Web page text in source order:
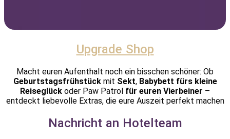
Upgrade Shop
Macht euren Aufenthalt noch ein bisschen schöner: Ob
Geburtstagsfrühstückmit Sekt, Babybett fürs kleine
Reiseglück oder Paw Patrol für euren Vierbeiner –
entdeckt liebevolle Extras, die eure Auszeit perfekt machen
Nachricht an Hotelteam